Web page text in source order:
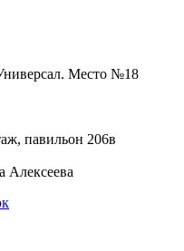
Место №18
павильон 206в
Алексеева